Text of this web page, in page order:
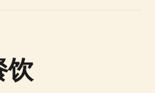
饮